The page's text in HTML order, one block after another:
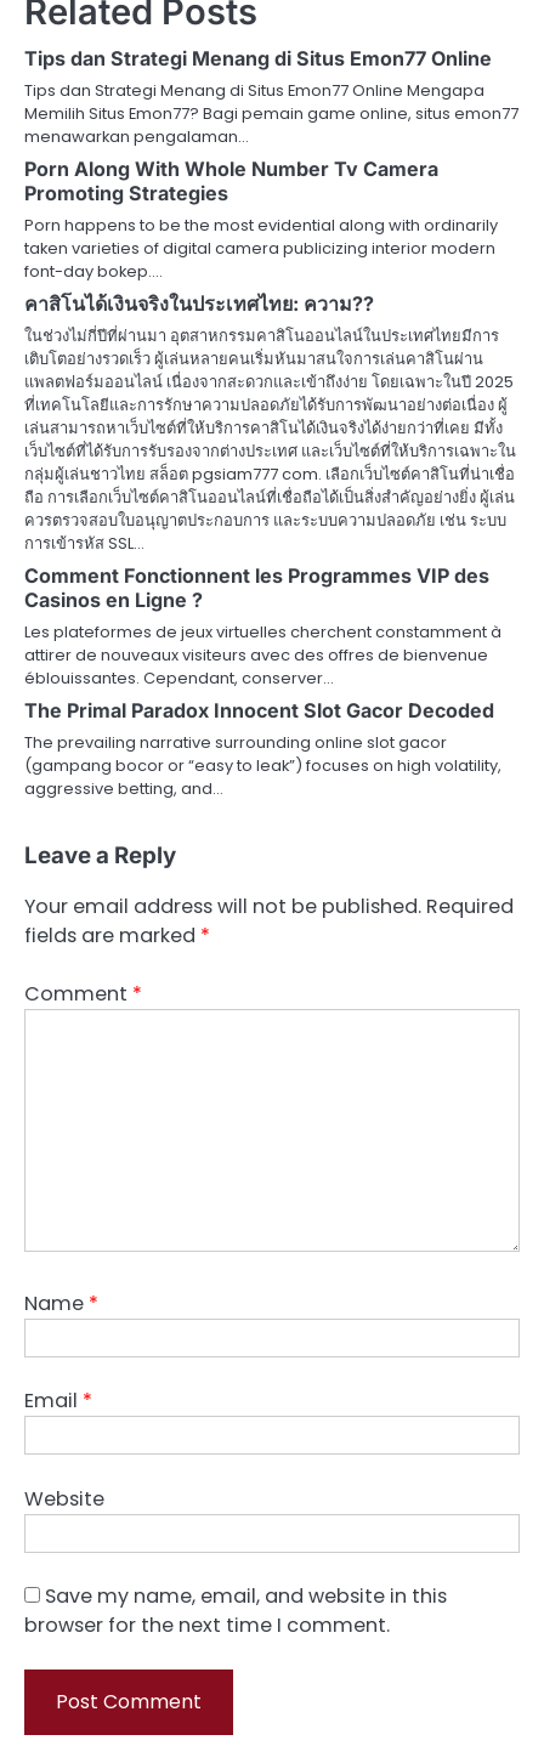
Related Posts
Tips dan Strategi Menang di Situs Emon77 Online
Tips dan Strategi Menang di Situs Emon77 Online Mengapa
Memilih Situs Emon77? Bagi pemain game online, situs emon77
menawarkan pengalaman…
Porn Along With Whole Number Tv Camera
Promoting Strategies
Porn happens to be the most evidential along with ordinarily
taken varieties of digital camera publicizing interior modern
font-day bokep.…
คาสิโนได้เงินจริงในประเทศไทย: ความ??
ในช่วงไม่กี่ปีที่ผ่านมา อุตสาหกรรมคาสิโนออนไลน์ในประเทศไทยมีการ
เติบโตอย่างรวดเร็ว ผู้เล่นหลายคนเริ่มหันมาสนใจการเล่นคาสิโนผ่าน
แพลตฟอร์มออนไลน์ เนื่องจากสะดวกและเข้าถึงง่าย โดยเฉพาะในปี 2025
ที่เทคโนโลยีและการรักษาความปลอดภัยได้รับการพัฒนาอย่างต่อเนื่อง ผู้
เล่นสามารถหาเว็บไซต์ที่ให้บริการคาสิโนได้เงินจริงได้ง่ายกว่าที่เคย มีทั้ง
เว็บไซต์ที่ได้รับการรับรองจากต่างประเทศ และเว็บไซต์ที่ให้บริการเฉพาะใน
กลุ่มผู้เล่นชาวไทย สล็อต pgsiam777 com. เลือกเว็บไซต์คาสิโนที่น่าเชื่อ
ถือ การเลือกเว็บไซต์คาสิโนออนไลน์ที่เชื่อถือได้เป็นสิ่งสำคัญอย่างยิ่ง ผู้เล่น
ควรตรวจสอบใบอนุญาตประกอบการ และระบบความปลอดภัย เช่น ระบบ
การเข้ารหัส SSL…
Comment Fonctionnent les Programmes VIP des
Casinos en Ligne ?
Les plateformes de jeux virtuelles cherchent constamment à
attirer de nouveaux visiteurs avec des offres de bienvenue
éblouissantes. Cependant, conserver…
The Primal Paradox Innocent Slot Gacor Decoded
The prevailing narrative surrounding online slot gacor
(gampang bocor or “easy to leak”) focuses on high volatility,
aggressive betting, and…
Leave a Reply
Your email address will not be published. Required
fields are marked *
Comment *
Name *
Email *
Website
Save my name, email, and website in this
browser for the next time I comment.